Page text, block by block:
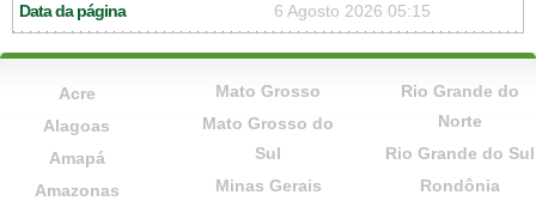
Data da página 6 Agosto 2026 05:15
Acre
Alagoas
Amapá
Amazonas
Mato Grosso
Mato Grosso do
Sul
Minas Gerais
Rio Grande do
Norte
Rio Grande do Sul
Rondônia